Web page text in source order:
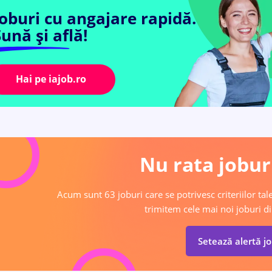
cu angajare rapidă.
și află!
Hai pe iajob.ro
Nu rata
Acum sunt 63 joburi care se potrivesc criteriilor
trimitem cele mai noi joburi
Setează alertă